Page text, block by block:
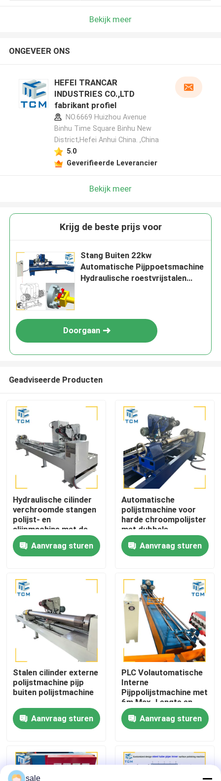
Huis
Producten
Over ons
Fabriekstocht
Kwaliteitscontrole
Neem contact met ons op
Nieuws
Gevallen
Tankpoetsmachine
Bekijk meer
ONGEVEER ONS
HEFEI TRANCAR
INDUSTRIES CO.,LTD
fabrikant profiel
NO.6669 Huizhou Avenue
Binhu Time Square Binhu New
District,Hefei Anhui China. ,China
5.0
Geverifieerde Leverancier
Bekijk meer
Krijg de beste prijs voor
Stang Buiten 22kw
Automatische Pijppoetsmachine
Hydraulische roestvrijstalen
Doorgaan
Geadviseerde Producten
Hydraulische cilinder
verchroomde stangen
polijst- en
slijpmachine met de
beste fabrieksprijs
van Trancar Industries
Aanvraag sturen
Automatische
polijstmachine voor
harde chroompolijster
met dubbele
met een
oppervlaktegrafheid
Aanvraag sturen
Stalen cilinder externe
polijstmachine pijp
buiten polijstmachine
Aanvraag sturen
PLC Volautomatische
Interne
Pijppolijstmachine met
6m Max. Lengte en
0,25μm
Oppervlakteruwheid
Aanvraag sturen
sale